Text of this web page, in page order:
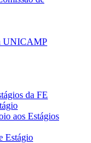
UNICAMP
da FE
aos Estágios
Estágio